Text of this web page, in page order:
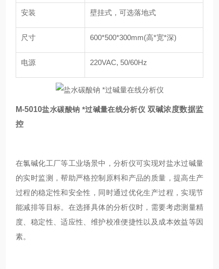
安装 壁挂式，可选落地式
尺寸 600*500*300mm(高*宽*深)
电源 220VAC, 50/60Hz
M-5010盐水碳酸钠 *过碱量在线分析仪 双碱浓度数据监
控
在氯碱化工厂等工业场景中，分析仪可实现对盐水过碱量
的实时监测，帮助严格控制原料和产品的质量，提高生产
过程的稳定性和安全性，同时通过优化生产过程，实现节
能减排等目标。在选择具体的分析仪时，需要考虑测量精
度、稳定性、适应性、维护校准便捷性以及成本效益等因
素。